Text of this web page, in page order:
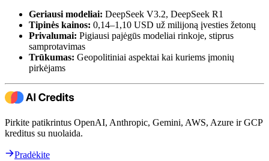
Geriausi modeliai: DeepSeek V3.2, DeepSeek R1
Tipinės kainos: 0,14–1,10 USD už milijoną įvesties žetonų
Privalumai: Pigiausi pajėgūs modeliai rinkoje, stiprus
samprotavimas
Trūkumas: Geopolitiniai aspektai kai kuriems įmonių
pirkėjams
Pirkite patikrintus OpenAI, Anthropic, Gemini, AWS, Azure ir GCP
kreditus su nuolaida.
Pradėkite